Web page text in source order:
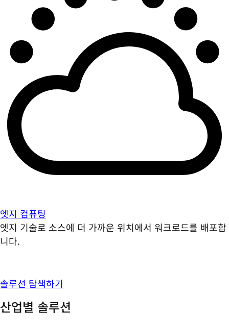
엣지 컴퓨팅
엣지 기술로 소스에 더 가까운 위치에서 워크로드를 배포합
니다.
솔루션 탐색하기
산업별 솔루션